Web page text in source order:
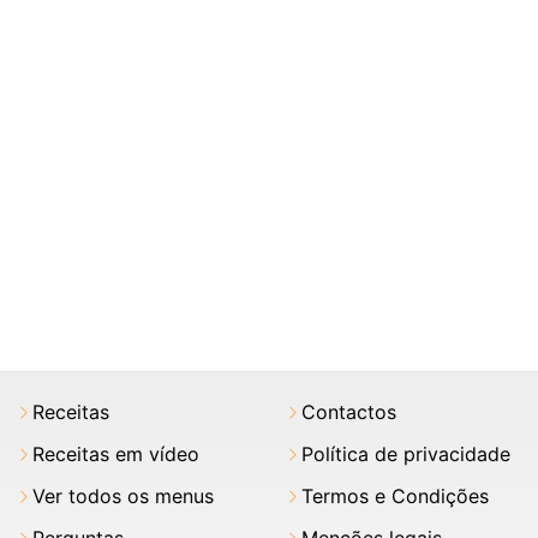
Receitas
Receitas em vídeo
Ver todos os menus
Contactos
Política de privacidade
Termos e Condições